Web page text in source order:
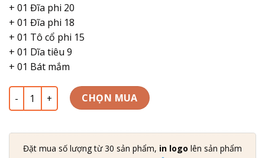
+ 01 Đĩa phi 20
+ 01 Đĩa phi 18
+ 01 Tô cổ phi 15
+ 01 Dĩa tiêu 9
+ 01 Bát mắm
Bộ bát đĩa gốm sứ quà tặng giá rẻ BD12-01 số lượng
CHỌN MUA
Đặt mua số lượng từ 30 sản phẩm, in logo lên sản phẩm